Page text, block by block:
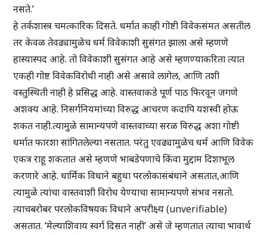
नसते.’
हे तर्कशास्त्र चमत्कारिक दिसते. धर्मात काही गोष्टी विवेकसंमत असतील
तर केवळ तेवढ्यामुळेच धर्म विवेकाशी सुसंगत झाला असे म्हणणे
हास्यास्पद आहे. तो विवेकाशी सुसंगत आहे असे म्हणण्याकरिता त्यात
एकही गोष्ट विवेकविरोधी नाही असे असावे लागेल, आणि तशी
वस्तुस्थिती नाही हे प्रसिद्ध आहे. वास्तवाकडे पूर्ण पाठ फिरवून जगणे
अशक्य आहे. निसर्गनियमांच्या विरुद्ध आचरण कदापि यशस्वी होऊ
शकत नाही.त्यामुळे सामान्यपणे वास्तवाच्या सरळ विरुद्ध अशा गोष्टी
धर्मात फारशा सांगितलेल्या नसतात. परंतु एवढ्यामुळेच धर्म आणि विवेक
एकत्र राहू शकतात असे म्हणणे भाबडेपणाचे किंवा मुद्दाम दिशाभूल
करणारे आहे. धार्मिक विधाने बहुधा परलोकासंबंधाने असतात,आणि
त्यामुळे त्यांचा वास्तवाशी विरोध येण्याचा सामान्यपणे संभव नसतो.
त्याचबरोबर परलोकविषयक विधाने अपरीक्ष्य (unverifiable)
असतात. ‘मेल्याशिवाय स्वर्ग दिसत नाही’ असे जे म्हणतात त्याचा भावार्थ